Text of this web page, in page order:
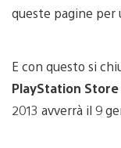
queste pagine per
E con questo si
PlayStation Store
2013 avverrà il 9